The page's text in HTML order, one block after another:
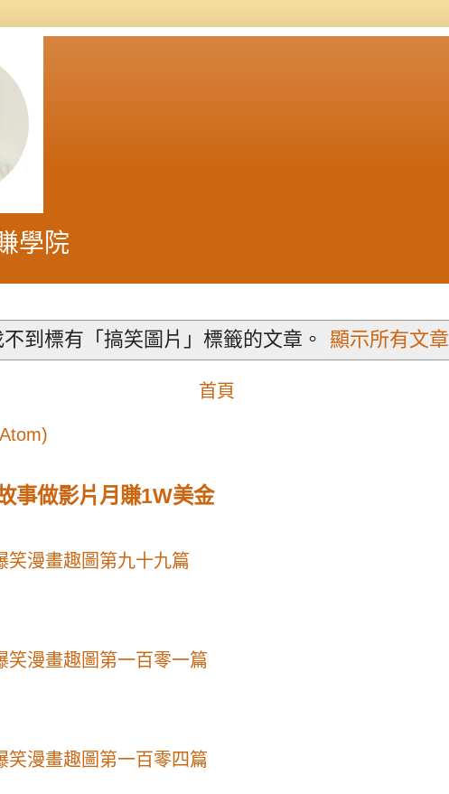
學院
不到標有「搞笑圖片」 標籤的文章。 顯示所有文章
首頁
事做影片月賺1W美金
笑漫畫趣圖第九十九篇
笑漫畫趣圖第一百零一篇
笑漫畫趣圖第一百零四篇